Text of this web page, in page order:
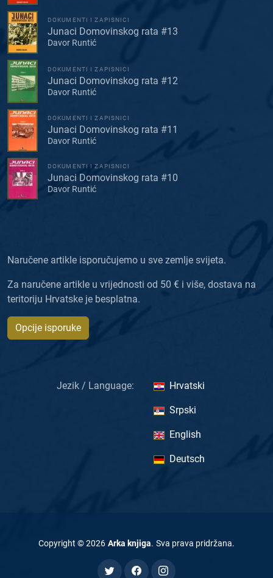
DOKUMENTI I ZAPISNICI
Junaci Domovinskog rata #13
Davor Runtić
DOKUMENTI I ZAPISNICI
Junaci Domovinskog rata #12
Davor Runtić
DOKUMENTI I ZAPISNICI
Junaci Domovinskog rata #11
Davor Runtić
DOKUMENTI I ZAPISNICI
Junaci Domovinskog rata #10
Davor Runtić
Naručene artikle isporučujemo u sve zemlje svijeta.
Za naručene artikle u vrijednosti od 50 € i više, dostava na
teritoriju Hrvatske je besplatna.
Opcije isporuke
Jezik / Language: Hrvatski
Srpski
English
Deutsch
Copyright ©2026 Arka knjiga. Sva prava pridržana.